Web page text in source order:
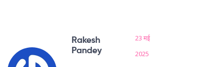
Rakesh
Pandey
23 मई
2025